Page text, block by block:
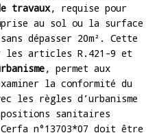
travaux, requise pour
au sol ou la surface
dépasser 20m². Cette
les articles R.421-9 et
, permet aux
la conformité du
les règles d’urbanisme
sanitaires
n°13703*07 doit être